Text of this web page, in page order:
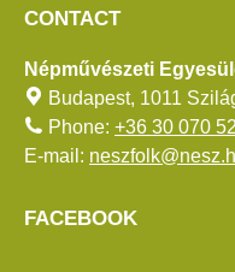
CONTACT
Népművészeti
Budapest, 1011
Phone: +36 30 070
E-mail:
FACEBOOK